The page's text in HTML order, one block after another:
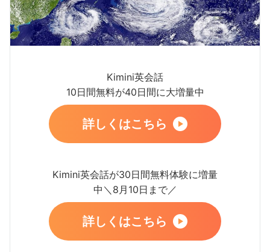
Kimini英会話
10日間無料が40日間に大増量中
詳しくはこちら
Kimini英会話が30日間無料体験に増量
中＼8月10日まで／
詳しくはこちら